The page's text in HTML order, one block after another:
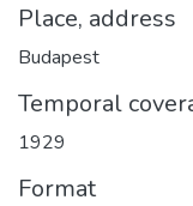
Place, address
Budapest
Temporal
1929
Format